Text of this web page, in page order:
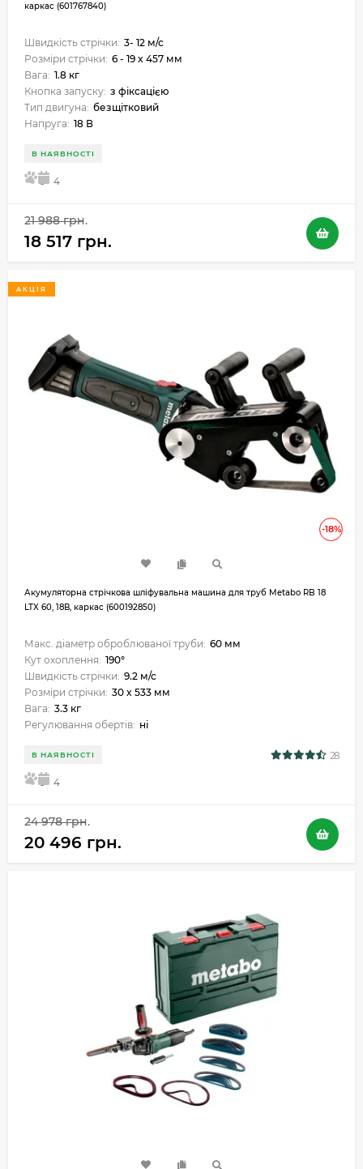
каркас (601767840)
Швидкість стрічки: 3- 12 м/с
Розміри стрічки: 6 - 19 x 457 мм
Вага: 1.8 кг
Кнопка запуску: з фіксацією
Тип двигуна: безщітковий
Напруга: 18 В
В НАЯВНОСТІ
5 4
21 988 грн.
18 517 грн.
-18%
АКЦІЯ
Акумуляторна стрічкова шліфувальна машина для труб Metabo RB 18
LTX 60, 18В, каркас (600192850)
Макс. діаметр оброблюваної труби: 60 мм
Кут охоплення: 190°
Швидкість стрічки: 9.2 м/с
Розміри стрічки: 30 x 533 мм
Вага: 3.3 кг
Регулювання обертів: ні
В НАЯВНОСТІ 28
5 4
24 978 грн.
20 496 грн.